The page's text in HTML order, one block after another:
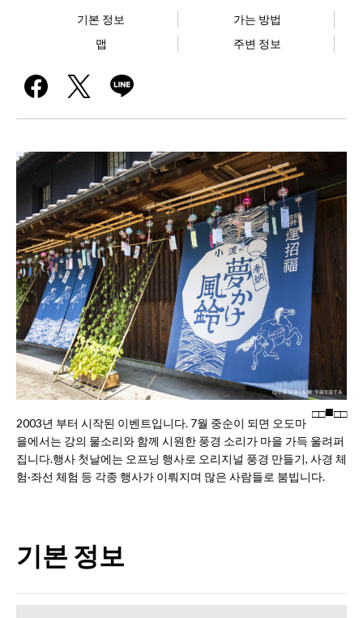
기본 정보
가는 방법
맵
주변 정보
□□ □□
2003년 부터 시작된 이벤트입니다. 7월 중순이 되면 오도마
을에서는 강의 물소리와 함께 시원한 풍경 소리가 마을 가득 울려퍼
집니다.행사 첫날에는 오프닝 행사로 오리지널 풍경 만들기, 사경 체
험·좌선 체험 등 각종 행사가 이뤄지며 많은 사람들로 붐빕니다.
기본 정보